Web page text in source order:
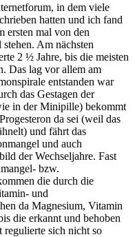
in dem viele
hatten und ich fand
ersten mal von den
Am nächsten
2 ½ Jahre, bis die meisten
Das lag vor allem am
entstanden war
das Gestagen der
in der Minipille) bekommt
da sei (weil das
und fährt das
und auch
der Wechseljahre. Fast
bzw.
die durch die
und
da Magnesium, Vitamin
die erkannt und behoben
regulierte sich nicht so